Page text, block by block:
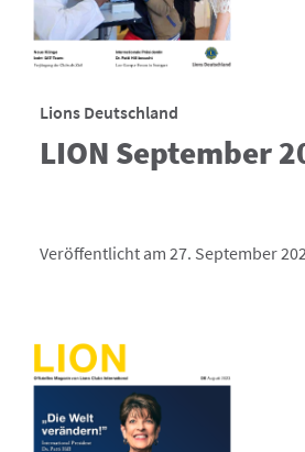
Lions Deutschland
LION September
Veröffentlicht am 27. September